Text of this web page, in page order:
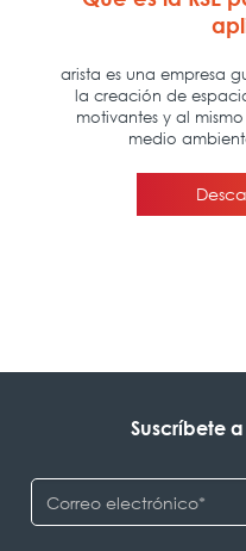
Suscríbete a